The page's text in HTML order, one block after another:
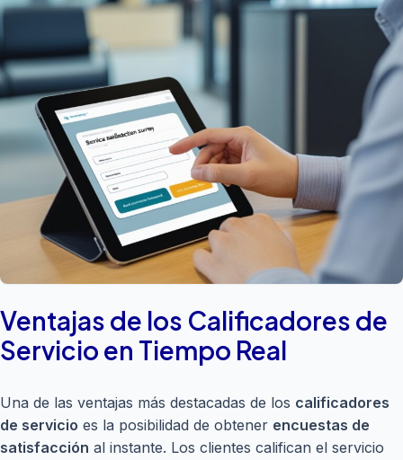
Ventajas de los Calificadores de
Servicio en Tiempo Real
Una de las ventajas más destacadas de los calificadores
de servicio es la posibilidad de obtener encuestas de
satisfacción al instante. Los clientes califican el servicio